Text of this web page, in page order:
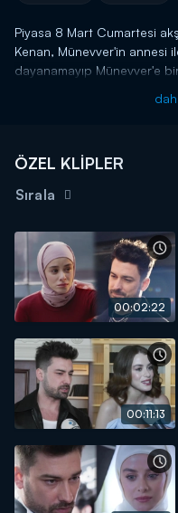
Piyasa 8 Mart Cumartesi
Kenan, Münevver'in annesi
dayanamayıp Münevver'e
Piyasa yeni bölümleriyle
ÖZEL KLİPLER
Sırala
00:02:22
00:11:13